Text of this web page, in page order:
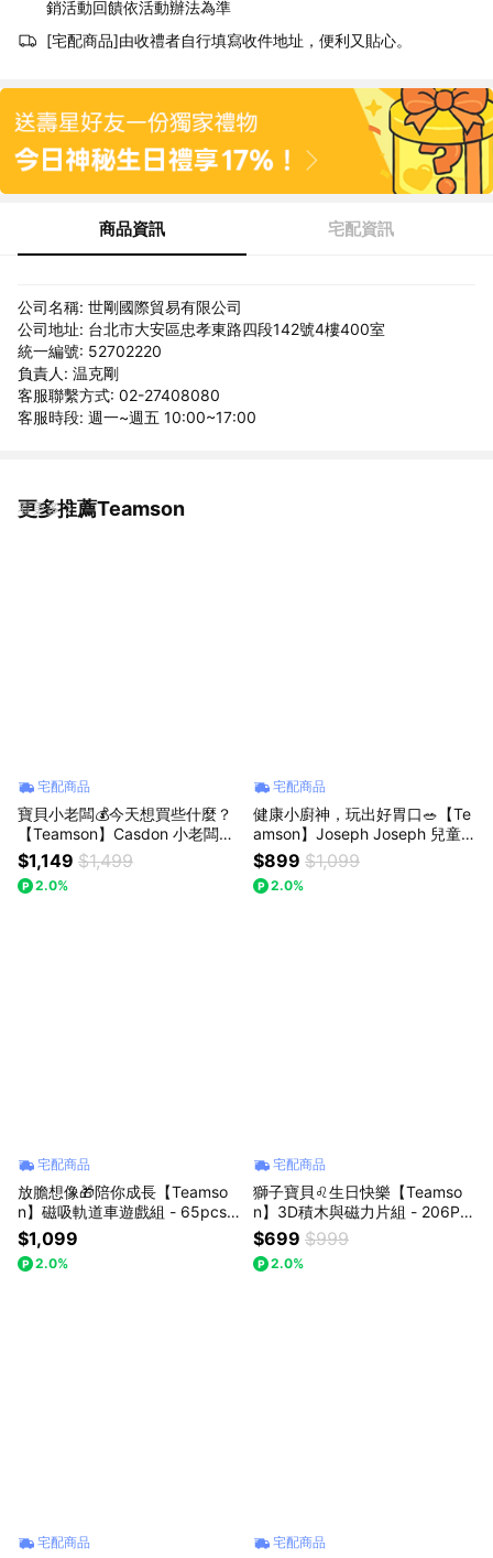
銷活動回饋依活動辦法為準
[宅配商品]由收禮者自行填寫收件地址，便利又貼心。
商品資訊 宅配資訊
公司名稱: 世剛國際貿易有限公司
公司地址: 台北市大安區忠孝東路四段142號4樓400室
統一編號: 52702220
負責人: 温克剛
客服聯繫方式: 02-27408080
客服時段: 週一~週五 10:00~17:00
更多推薦Teamson
看更多
宅配商品
寶貝小老闆💰今天想買些什麼？
【Teamson】Casdon 小老闆歡
樂超市收銀機 (DIS-00003) 兒
童玩具 收銀遊戲 寓教於樂 角色
扮演 生日禮物 禮物推薦
$1,149 $1,499
2.0%
宅配商品
健康小廚神，玩出好胃口🥗【Te
amson】Joseph Joseph 兒童
仿真沙拉玩具組 (DIS-00013) 兒
童玩具 扮家家酒 角色扮演 寓教
於樂 生日禮物 禮物推薦
$899 $1,099
2.0%
宅配商品
放膽想像🎁陪你成長【Teamso
n】磁吸軌道車遊戲組 - 65pcs
兒童玩具 立體軌道 自由組合 ST
EAM 親子共玩 創意不受限 想變
就變 邏輯思考 生日禮物
$1,099
2.0%
宅配商品
獅子寶貝♌生日快樂【Teamso
n】3D積木與磁力片組 - 206PC
S (KBJM-206) 兒童玩具 3D積
木 磁力片 創意不受限 拚搭更自
由 手部鍛鍊 生日禮物 快樂成長
$699 $999
2.0%
宅配商品 宅配商品